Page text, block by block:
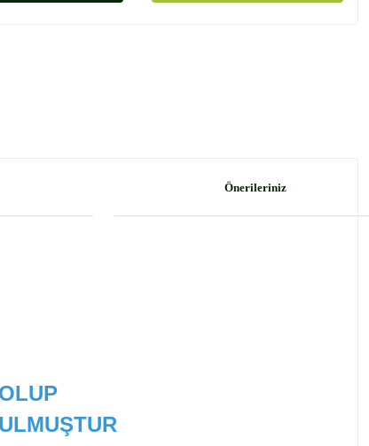
Önerileriniz